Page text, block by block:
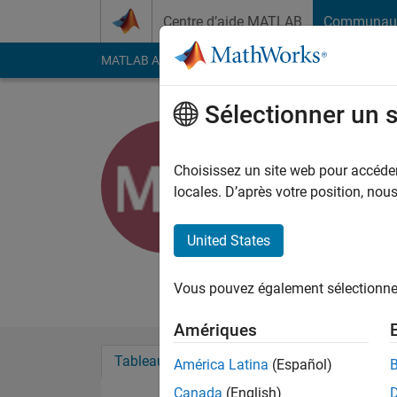
Centre d’aide MATLAB
MATLAB Answers File Exchange Cody
MathWorks
Followers:
Tableau de bord Badges
Sélectionner un
Choisissez un site web pour
locales. D’après votre position,
United States
Vous pouvez également
Amériques
América Latina (Español)
Canada (English)